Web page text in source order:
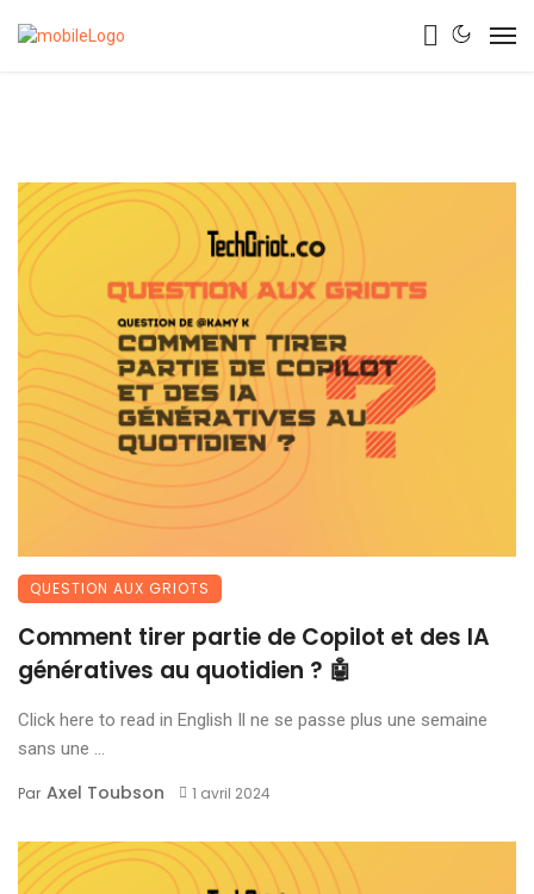
QUESTION AUX GRIOTS
Comment tirer partie de Copilot et des IA
génératives au quotidien ? 🤖
Click here to read in English Il ne se passe plus une semaine
sans une ...
Par Axel Toubson 1 avril 2024